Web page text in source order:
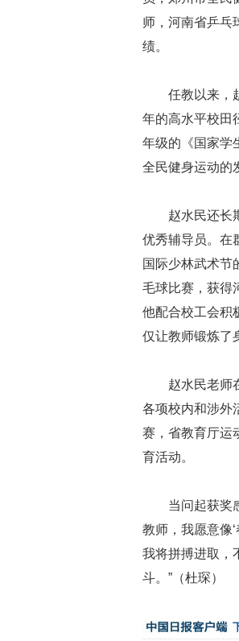
师，河南省乒乓
绩。
任教以来，
年的高水平校田
年级的《国家学
全民健身运动的
赵水民还长
优秀辅导员。在
国际少林武术节
毛球比赛，获得
他配合校工会积
仅让教师锻炼了
赵水民老师
各项校内和涉外
赛，省教育厅运
育活动。
当问起获奖
教师，我愿意像
我将拼搏进取，
斗。”（杜琛）